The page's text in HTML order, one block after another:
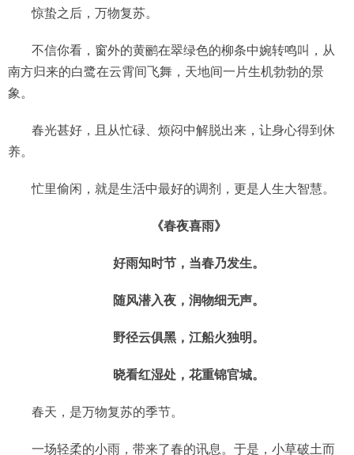
惊蛰之后，万物复苏。
不信你看，窗外的黄鹂在翠绿色的柳条中婉转鸣叫，从
南方归来的白鹭在云霄间飞舞，天地间一片生机勃勃的景
象。
春光甚好，且从忙碌、烦闷中解脱出来，让身心得到休
养。
忙里偷闲，就是生活中最好的调剂，更是人生大智慧。
《春夜喜雨》
好雨知时节，当春乃发生。
随风潜入夜，润物细无声。
野径云俱黑，江船火独明。
晓看红湿处，花重锦官城。
春天，是万物复苏的季节。
一场轻柔的小雨，带来了春的讯息。于是，小草破土而